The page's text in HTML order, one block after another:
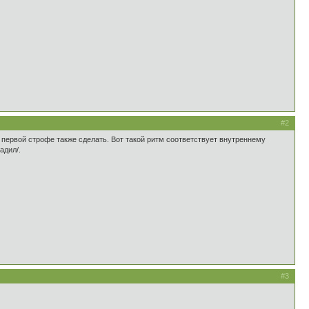
#2
строфе также сделать. Вот такой ритм соответствует внутреннему
.
#3